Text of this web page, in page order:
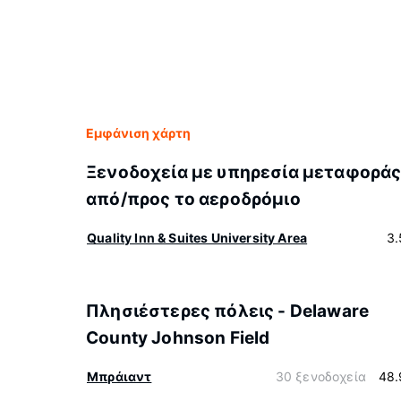
Εμφάνιση χάρτη
Ξενοδοχεία με υπηρεσία μεταφοράς
από/προς το αεροδρόμιο
Quality Inn & Suites University Area
Πλησιέστερες πόλεις - Delaware
County Johnson Field
Μπράιαντ 30 ξενοδοχεία